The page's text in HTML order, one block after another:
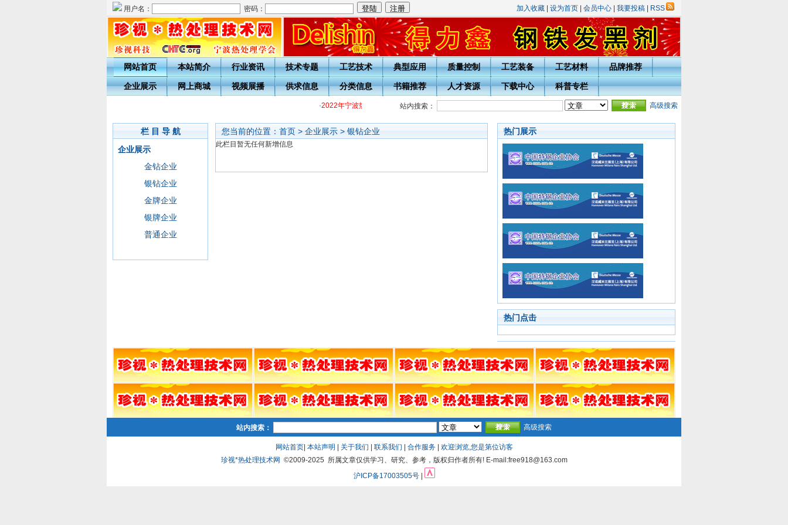
用户名： 密码： 加入收藏 设为首页 会员中心 我要投稿 RSS
网站首页 本站简介 行业资讯 技术专题 工艺技术 典型应用 质量控制 工艺装备 工艺材料 品牌推荐
企业展示 网上商城 视频展播 供求信息 分类信息 书籍推荐 人才资源 下载中心 科普专栏
·2022年宁波热处理学会各级热处理工培训通知 关于开展20周年庆表彰评选活动的通知 热处理技术网投稿指南 ·宁波市热处理学会会员入会须知
站内搜索： 高级搜索
栏 目 导 航
企业展示
金钻企业
银钻企业
金牌企业
银牌企业
普通企业
您当前的位置： 首页 > 企业展示 > 银钻企业
此栏目暂无任何新增信息
热门展示
热门点击
站内搜索： 高级搜索
网站首页| 本站声明 关于我们 联系我们 合作服务| 欢迎浏览,您是第位访客
珍视*热处理技术网 ©2009-2025 所属文章仅供学习、研究、参考，版权归作者所有! E-mail:free918@163.com
沪ICP备17003505号|